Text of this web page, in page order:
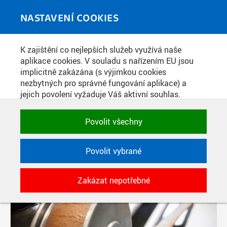
NASTAVENÍ COOKIES
K zajištění co nejlepších služeb využívá naše
aplikace cookies. V souladu s nařízením EU jsou
implicitně zakázána (s výjimkou cookies
nezbytných pro správné fungování aplikace) a
jejich povolení vyžaduje Váš aktivní souhlas.
zakázat, případně vybrat a povolit cookies podle
kategorie. Svoje rozhodnutí můžete samozřejmě
kdykoli změnit.
POTŘEBNÉ
Technické cookies využívané aplikacemi
ČVUT pro uchování jejich nastavení,
vlastností a identifikátorů relace. Jsou
nezbytné pro správné fungování a jsou
Povolit všechny
Povolit vybrané
Zakázat nepotřebné
MEDIATÉKA
PŘÍSPĚVKY PODLE FILTRU
Aktivní filtry: ŠTÍTEK: NTM